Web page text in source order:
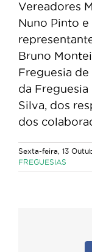
Vereadores
Nuno Pinto
Bruno
Freguesia de
da
Silva, dos
dos
Sexta-feira, 13
FREGUESIAS